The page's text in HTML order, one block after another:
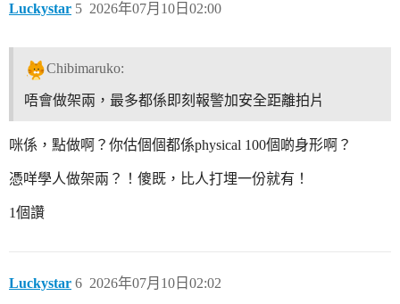
Luckystar 2026年07月10日02:00
5
Chibimaruko:
唔會做架兩，最多都係即刻報警加安全距離拍片
咪係，點做啊？你估個個都係physical 100個啲身形啊？
憑咩學人做架兩？！傻既，比人打埋一份就有！
1個讚
Luckystar 2026年07月10日02:02
6